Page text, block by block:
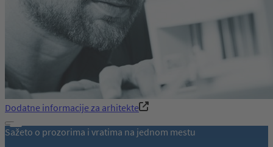
Dodatne informacije za arhitekte
Sažeto o prozorima i vratima na jednom mestu